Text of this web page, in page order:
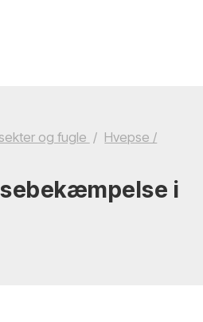
og fugle / Hvepse /
i